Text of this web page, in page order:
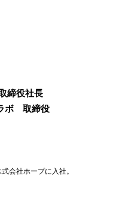
締役社長
ボ 取締役
会社ホープに入社。